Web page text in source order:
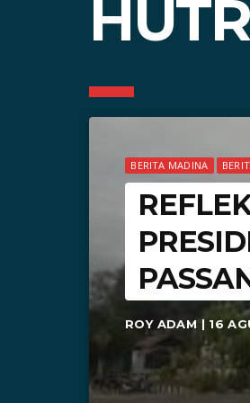
HUTRI
BERITA MADINA
ROY ADAM | 16